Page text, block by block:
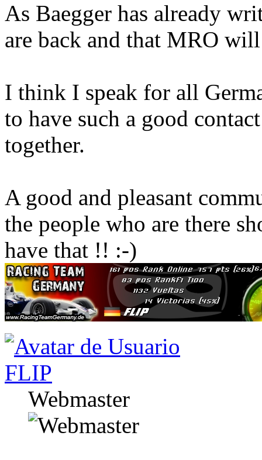
As Baegger has already
are back and that MRO
I think I speak for all
to have such a good
together.
A good and pleasant
the people who are there
have that !! :-)
FLIP
Webmaster